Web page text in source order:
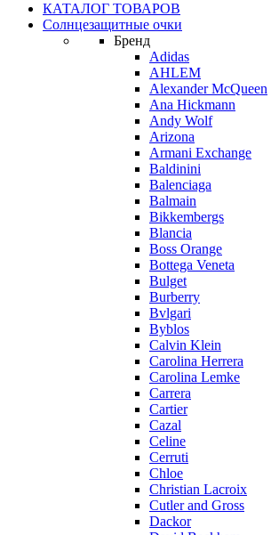
КАТАЛОГ ТОВАРОВ
Солнцезащитные очки
Бренд
Adidas
AHLEM
Alexander McQueen
Ana Hickmann
Andy Wolf
Arizona
Armani Exchange
Baldinini
Balenciaga
Balmain
Bikkembergs
Blancia
Boss Orange
Bottega Veneta
Bulget
Burberry
Bvlgari
Byblos
Calvin Klein
Carolina Herrera
Carolina Lemke
Carrera
Cartier
Cazal
Celine
Cerruti
Chloe
Christian Lacroix
Cutler and Gross
Dackor